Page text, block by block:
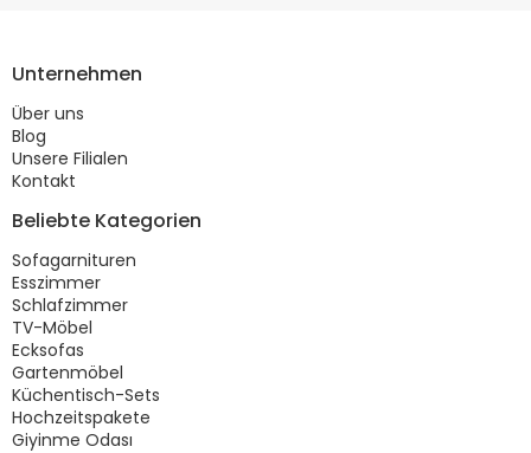
Unternehmen
Über uns
Blog
Unsere Filialen
Kontakt
Beliebte Kategorien
Sofagarnituren
Esszimmer
Schlafzimmer
TV-Möbel
Ecksofas
Gartenmöbel
Küchentisch-Sets
Hochzeitspakete
Giyinme Odası